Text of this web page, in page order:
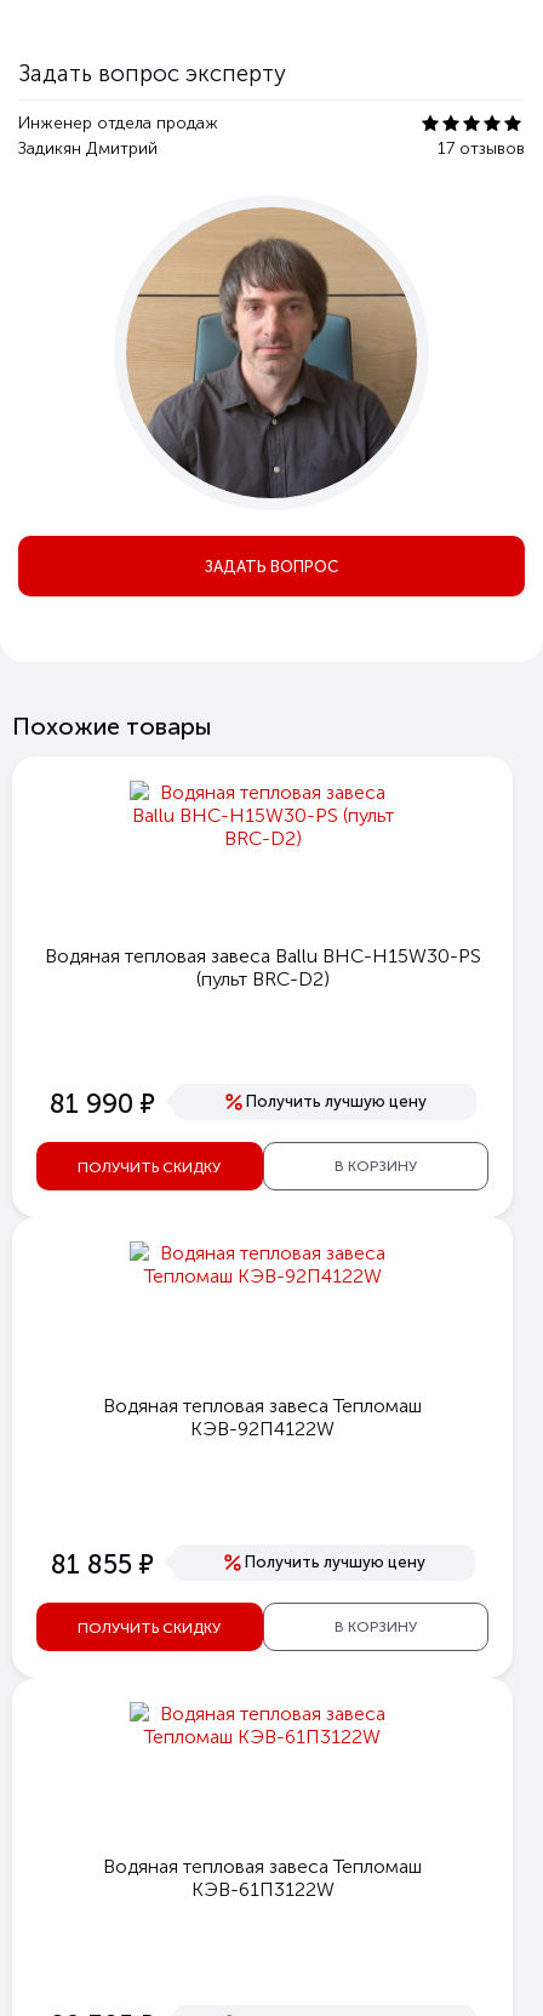
Задать вопрос эксперту
Инженер отдела продаж
Задикян Дмитрий
17 отзывов
ЗАДАТЬ ВОПРОС
Похожие товары
Водяная тепловая завеса Ballu BHC-H15W30-PS
(пульт BRC-D2)
81 990 е Получить лучшую цену
ПОЛУЧИТЬ СКИДКУ В КОРЗИНУ
Водяная тепловая завеса Тепломаш
КЭВ-92П4122W
81 855 е Получить лучшую цену
ПОЛУЧИТЬ СКИДКУ В КОРЗИНУ
Водяная тепловая завеса Тепломаш
КЭВ-61П3122W